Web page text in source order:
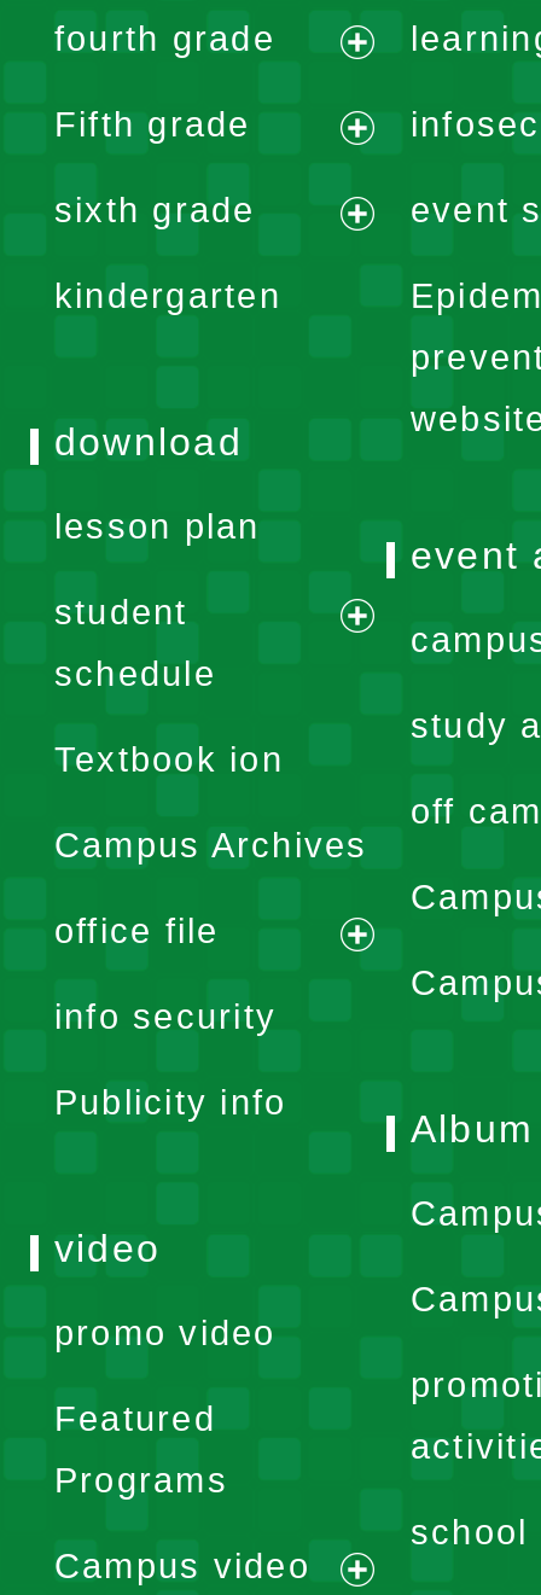
menu
fourth grade
menu
Fifth grade
menu
sixth grade
kindergarten
event
download
lesson plan
student
schedule
expand
menu
Textbook ion
Campus Archives
office file
expand
info security
Publicity info
event
study
off
Album
school
video
promo video
Featured
Programs
Campus video